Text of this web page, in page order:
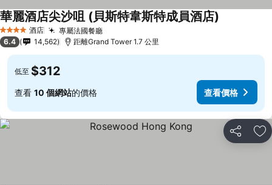
4 星級 酒店 專屬法國餐廳
華麗酒店尖沙咀 (貝斯特韋斯特成員酒店)
6.4 14,562 距離Grand Tower 1.7 公里
低至 $312
查看 10 個網站的價格 查看價格
分享 放